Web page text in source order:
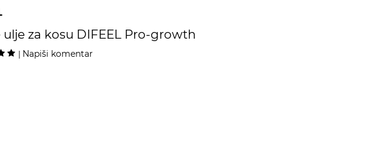
ulje za kosu DIFEEL Pro-growth
| Napiši komentar